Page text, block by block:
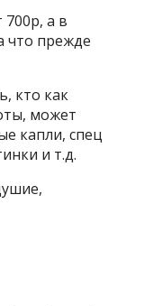
700р, а в
что прежде
кто как
может
капли, спец
и т.д.